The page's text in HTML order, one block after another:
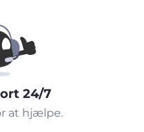
24/7
at hjælpe.